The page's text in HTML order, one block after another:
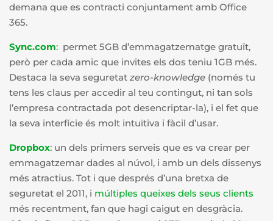
demana que es contracti conjuntament amb Office
365.
Sync.com: permet 5GB d’emmagatzematge gratuït,
però per cada amic que invites els dos teniu 1GB més.
Destaca la seva seguretat zero-knowledge (només tu
tens les claus per accedir al teu contingut, ni tan sols
l’empresa contractada pot desencriptar-la), i el fet que
la seva interfície és molt intuïtiva i fàcil d’usar.
Dropbox: un dels primers serveis que es va crear per
emmagatzemar dades al núvol, i amb un dels dissenys
més atractius. Tot i que després d’una bretxa de
seguretat el 2011, i múltiples queixes dels seus clients
més recentment, fan que hagi caigut en desgràcia.